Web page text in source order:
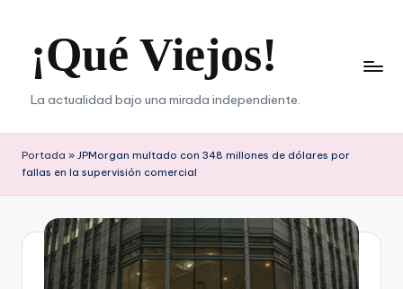
contenido¡Qué Viejos!
La actualidad bajo una mirada independiente.
Portada » JPMorgan multado con 348 millones de dólares por
fallas en la supervisión comercial